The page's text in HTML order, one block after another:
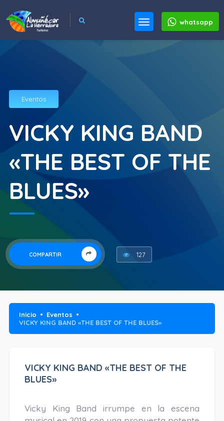
whatsapp
Eventos
VICKY KING BAND
«THE BEST OF THE
BLUES»
COMPARTIR 127
Inicio
Eventos
VICKY KING BAND «THE BEST OF THE BLUES»
VICKY KING BAND «THE BEST OF THE
BLUES»
Vicky King Band irrumpe en la escena